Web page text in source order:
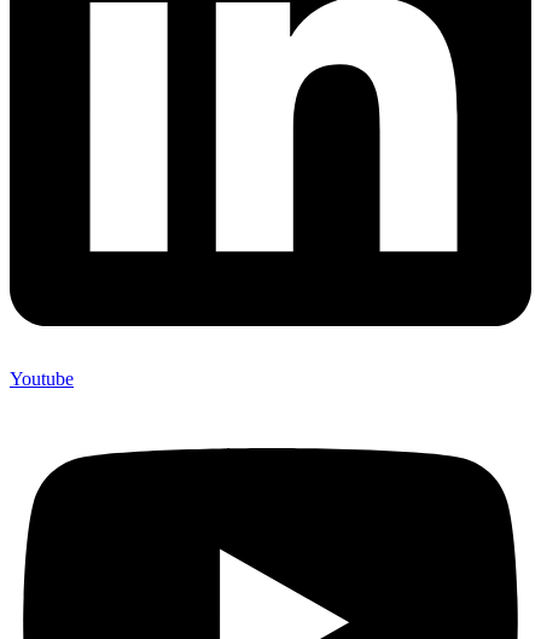
Youtube